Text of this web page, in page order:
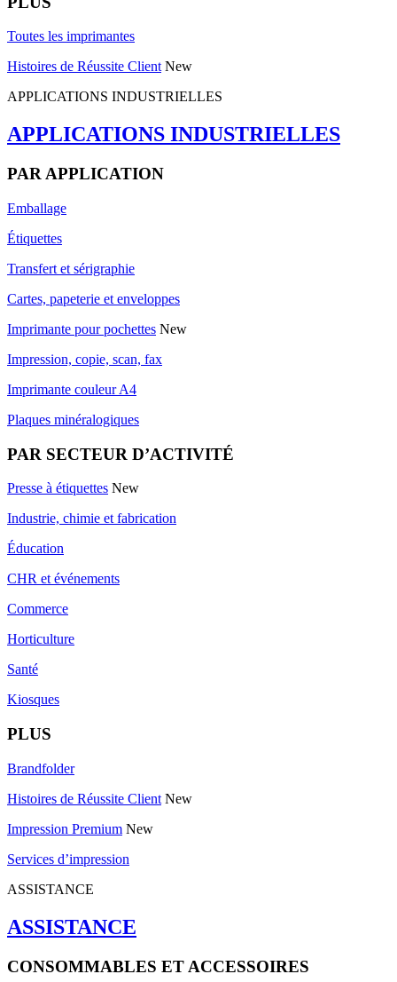
Toutes les imprimantes
Histoires de Réussite Client New
APPLICATIONS INDUSTRIELLES
APPLICATIONS INDUSTRIELLES
PAR APPLICATION
Emballage
Étiquettes
Transfert et sérigraphie
Cartes, papeterie et enveloppes
Imprimante pour pochettes New
Impression, copie, scan, fax
Imprimante couleur A4
Plaques minéralogiques
PAR SECTEUR D’ACTIVITÉ
Presse à étiquettes New
Industrie, chimie et fabrication
Éducation
CHR et événements
Commerce
Horticulture
Santé
Kiosques
PLUS
Brandfolder
Histoires de Réussite Client New
Impression Premium New
Services d’impression
ASSISTANCE
ASSISTANCE
CONSOMMABLES ET ACCESSOIRES